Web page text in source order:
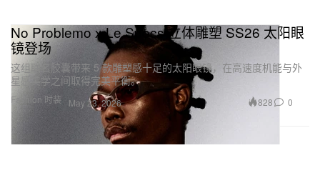
Fashion 时装
No Problemo x Le Specs 立体雕塑 SS26 太阳眼
镜登场
这组联名胶囊带来 5 款雕塑感十足的太阳眼镜，在高速度机能与外
星感美学之间取得完美平衡。
May 23, 2026 828 0